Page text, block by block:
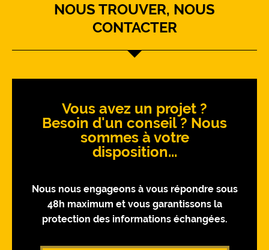
NOUS TROUVER, NOUS
CONTACTER
Vous avez un projet ?
Besoin d'un conseil ? Nous
sommes à votre
disposition...
Nous nous engageons à vous répondre sous
48h maximum et vous garantissons la
protection des informations échangées.